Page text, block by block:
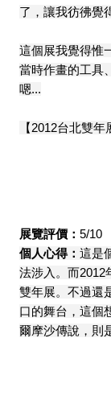
了，讓我彷彿覺
這個展我覺得惟
當時作畫的工具
嗯...
【2012台北雙年
展覽評價： 5/10
個人心得： 這是
法涉入。而2012
雙年展。不過還
口的舞台，這個
爾摩沙傳說，則